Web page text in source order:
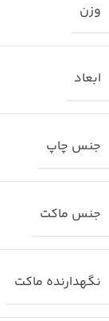
وزن
ابعاد
جنس چاپ
جنس ماکت
نگهدارنده ماکت